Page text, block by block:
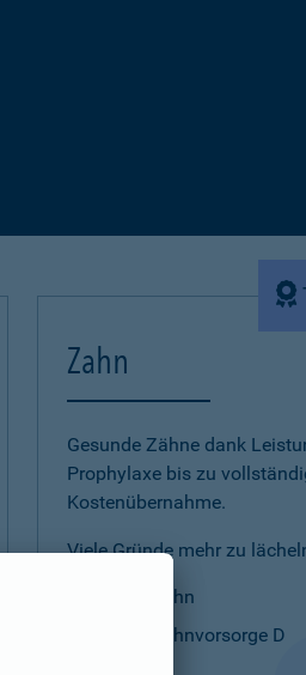
Zahn
Gesunde Zähne dank
Prophylaxe bis zu
Kostenübernahme.
Viele Gründe mehr zu
Mehr Zahn
Mehr Zahnvorsorge D